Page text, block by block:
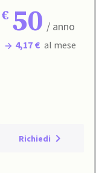
50 / anno
4,17 € al mese
Richiedi